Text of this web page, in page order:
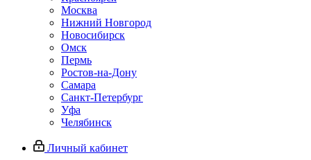
Москва
Нижний Новгород
Новосибирск
Омск
Пермь
Ростов-на-Дону
Самара
Санкт-Петербург
Уфа
Челябинск
Личный кабинет